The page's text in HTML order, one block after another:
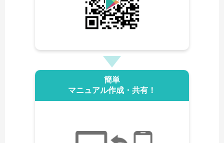
簡単
マニュアル作成・共有！